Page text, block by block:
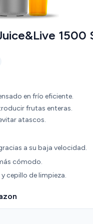
1500
en frío eficiente.
frutas enteras.
atascos.
a su baja velocidad.
cómodo.
cepillo de limpieza.